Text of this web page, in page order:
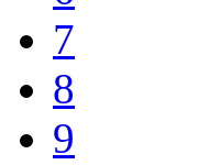
7
8
9